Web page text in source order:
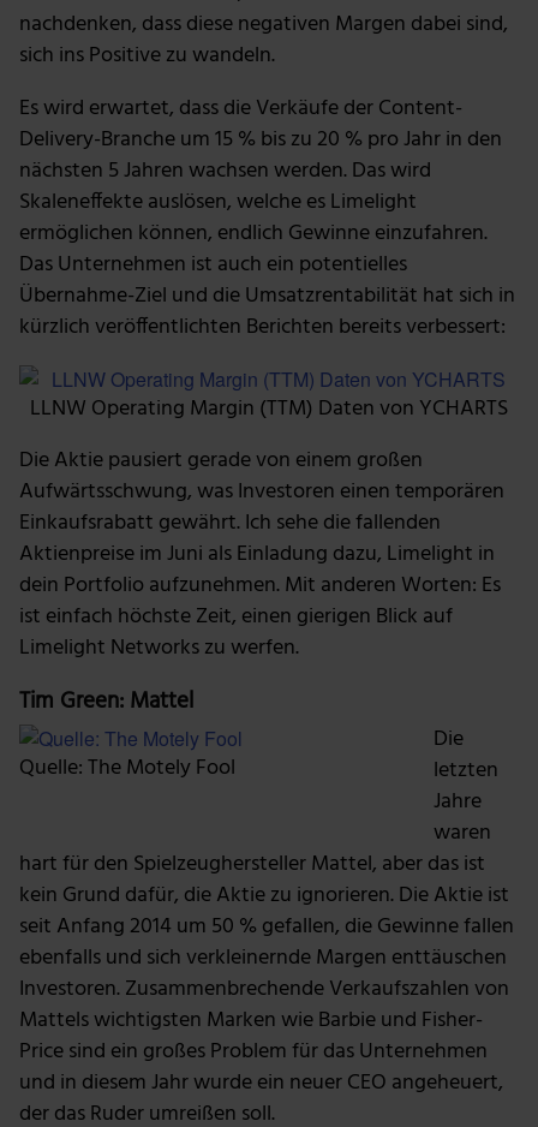
nachdenken, dass diese negativen Margen dabei sind,
sich ins Positive zu wandeln.
Es wird erwartet, dass die Verkäufe der Content-
Delivery-Branche um 15 % bis zu 20 % pro Jahr in den
nächsten 5 Jahren wachsen werden. Das wird
Skaleneffekte auslösen, welche es Limelight
ermöglichen können, endlich Gewinne einzufahren.
Das Unternehmen ist auch ein potentielles
Übernahme-Ziel und die Umsatzrentabilität hat sich in
kürzlich veröffentlichten Berichten bereits verbessert:
LLNW Operating Margin (TTM) Daten von YCHARTS
Die Aktie pausiert gerade von einem großen
Aufwärtsschwung, was Investoren einen temporären
Einkaufsrabatt gewährt. Ich sehe die fallenden
Aktienpreise im Juni als Einladung dazu, Limelight in
dein Portfolio aufzunehmen. Mit anderen Worten: Es
ist einfach höchste Zeit, einen gierigen Blick auf
Limelight Networks zu werfen.
Tim Green: Mattel
Quelle: The Motely Fool
Die
letzten
Jahre
waren
hart für den Spielzeughersteller Mattel, aber das ist
kein Grund dafür, die Aktie zu ignorieren. Die Aktie ist
seit Anfang 2014 um 50 % gefallen, die Gewinne fallen
ebenfalls und sich verkleinernde Margen enttäuschen
Investoren. Zusammenbrechende Verkaufszahlen von
Mattels wichtigsten Marken wie Barbie und Fisher-
Price sind ein großes Problem für das Unternehmen
und in diesem Jahr wurde ein neuer CEO angeheuert,
der das Ruder umreißen soll.